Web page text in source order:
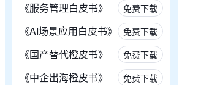
《服务管理白皮书》 免费下载
《AI场景应用白皮书》 免费下载
《国产替代橙皮书》 免费下载
《中企出海橙皮书》 免费下载